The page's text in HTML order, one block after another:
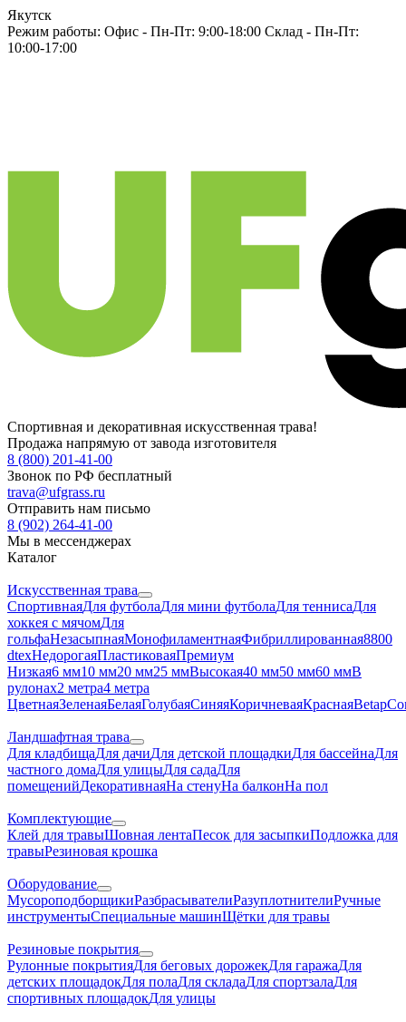
Якутск
Режим работы: Офис - Пн-Пт: 9:00-18:00 Склад - Пн-Пт:
10:00-17:00
Спортивная и декоративная искусственная трава!
Продажа напрямую от завода изготовителя
8 (800) 201-41-00
Звонок по РФ бесплатный
trava@ufgrass.ru
Отправить нам письмо
8 (902) 264-41-00
Мы в мессенджерах
Каталог
Искусственная трава
СпортивнаяДля футболаДля мини футболаДля теннисаДля
хоккея с мячомДля
гольфаНезасыпнаяМонофиламентнаяФибриллированная8800
dtexНедорогаяПластиковаяПремиум
Низкая6 мм10 мм20 мм25 ммВысокая40 мм50 мм60 ммВ
рулонах2 метра4 метра
ЦветнаяЗеленаяБелаяГолубаяСиняяКоричневаяКраснаяBetap
Ландшафтная трава
Для кладбищаДля дачиДля детской площадкиДля бассейнаДля
частного домаДля улицыДля садаДля
помещенийДекоративнаяНа стенуНа балконНа пол
Комплектующие
Клей для травыШовная лентаПесок для засыпкиПодложка для
травыРезиновая крошка
Оборудование
МусороподборщикиРазбрасывателиРазуплотнителиРучные
инструментыСпециальные машинЩётки для травы
Резиновые покрытия
Рулонные покрытияДля беговых дорожекДля гаражаДля
детских площадокДля полаДля складаДля спортзалаДля
спортивных площадокДля улицы